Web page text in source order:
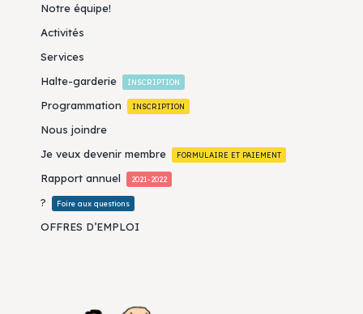
Notre équipe!
Activités
Services
Halte-garderie
INSCRIPTION
Programmation INSCRIPTION
Nous joindre
Je veux devenir membre
FORMULAIRE ET PAIEMENT
Rapport annuel 2021-2022
? Foire aux questions
OFFRES D’EMPLOI